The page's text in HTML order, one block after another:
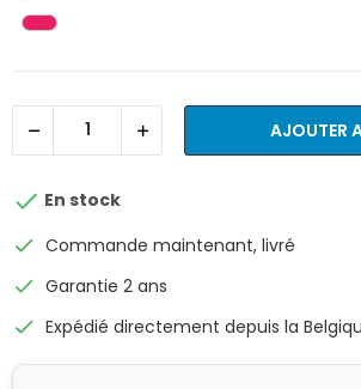
AJOUTER
 En stock
check Commande maintenant, livré
check Garantie 2 ans
check Expédié directement depuis la